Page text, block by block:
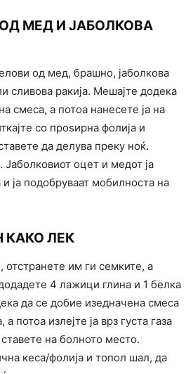
МЕД И ЈАБОЛКОВА
од мед, брашно, јаболкова
сливова ракија. Мешајте додека
смеса, а потоа нанесете ја на
со проѕирна фолија и
да делува преку ноќ.
Јаболковиот оцет и медот ја
и ја подобруваат мобилноста на
КАКО ЛЕК
им ги семките, а
4 лажици глина и 1 белка
да се добие изедначена смеса
потоа излејте ја врз густа газа
на болното место.
кеса/фолија и топол шал, да